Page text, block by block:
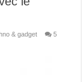
& gadget 5